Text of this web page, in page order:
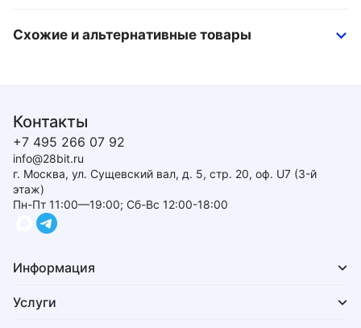
Схожие и альтернативные товары
Контакты
+7 495 266 07 92
info@28bit.ru
г. Москва, ул. Сущевский вал, д. 5, стр. 20, оф. U7 (3-й
этаж)
Пн-Пт 11:00—19:00; Сб-Вс 12:00-18:00
Информация
Услуги